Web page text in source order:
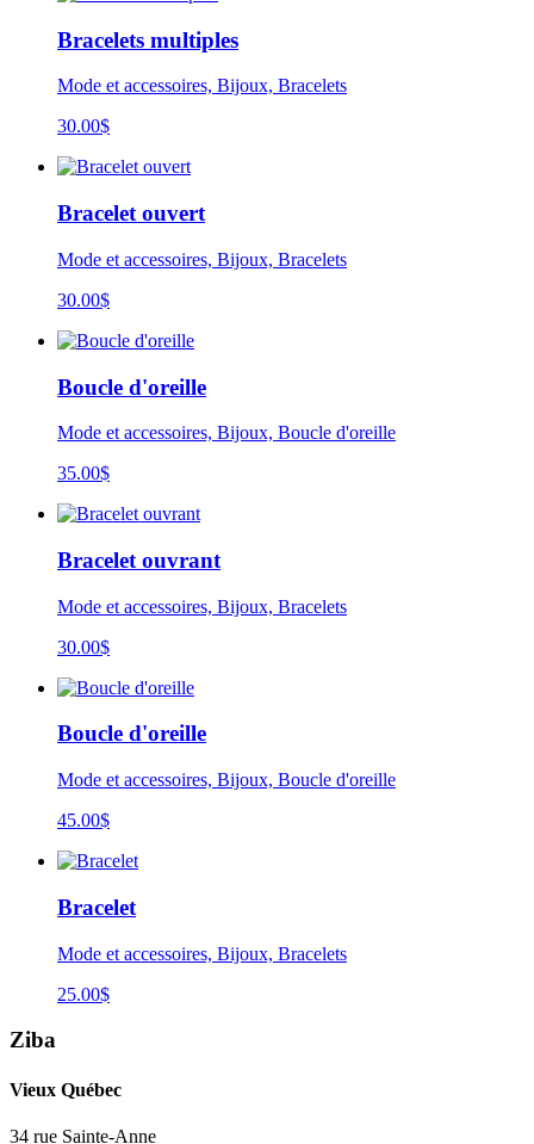
Bracelets multiples
Mode et accessoires, Bijoux, Bracelets
30.00$
Bracelet ouvert
Mode et accessoires, Bijoux, Bracelets
30.00$
Boucle d'oreille
Mode et accessoires, Bijoux, Boucle d'oreille
35.00$
Bracelet ouvrant
Mode et accessoires, Bijoux, Bracelets
30.00$
Boucle d'oreille
Mode et accessoires, Bijoux, Boucle d'oreille
45.00$
Bracelet
Mode et accessoires, Bijoux, Bracelets
25.00$
Ziba
Vieux Québec
34 rue Sainte-Anne